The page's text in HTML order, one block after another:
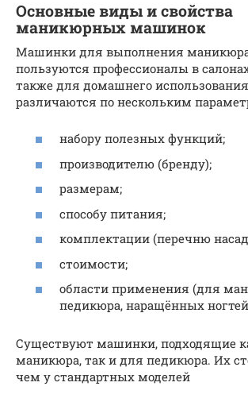
Основные виды и свойства
маникюрных машинок
Машинки для выполнения
пользуются профессионалы в
также для домашнего
различаются по нескольким
набору полезных функций;
производителю (бренду);
размерам;
способу питания;
комплектации (перечню
стоимости;
области применения (для
педикюра, наращённых
Существуют машинки, подходящие
маникюра, так и для педикюра. Их
чем у стандартных моделей